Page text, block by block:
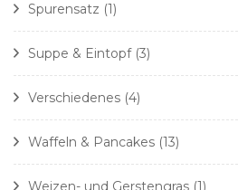
Spurensatz (1)
Suppe & Eintopf(3)
Verschiedenes (4)
Waffeln & Pancakes (13)
Weizen- und Gerstengras (1)